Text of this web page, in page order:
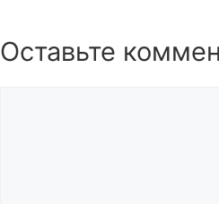
Оставьте